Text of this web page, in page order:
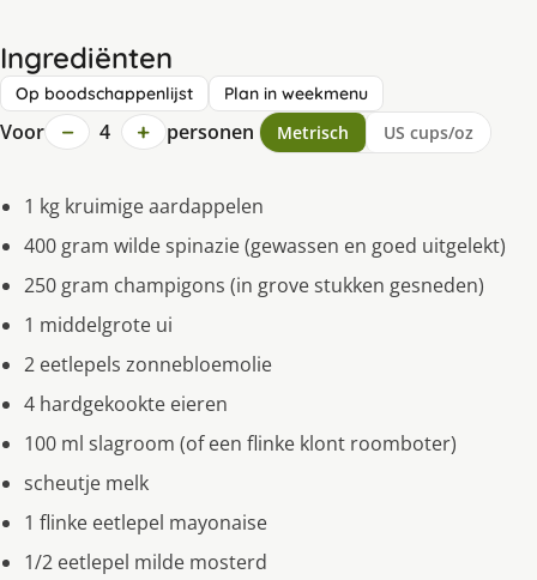
Ingrediënten
Op boodschappenlijst Plan in weekmenu
Voor − 4 + personen Metrisch US cups/oz
1 kg kruimige aardappelen
400 gram wilde spinazie (gewassen en goed uitgelekt)
250 gram champigons (in grove stukken gesneden)
1 middelgrote ui
2 eetlepels zonnebloemolie
4 hardgekookte eieren
100 ml slagroom (of een flinke klont roomboter)
scheutje melk
1 flinke eetlepel mayonaise
1/2 eetlepel milde mosterd